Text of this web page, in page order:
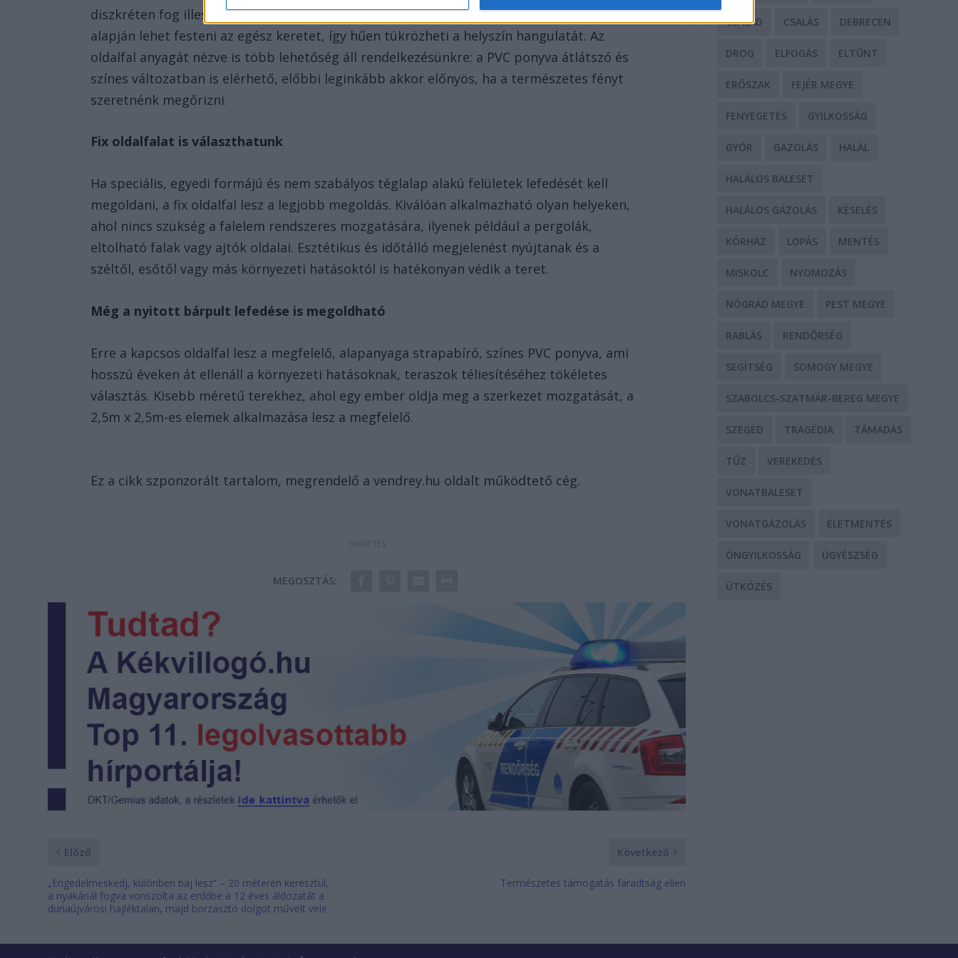
diszkréten fog illeszkedni a környezetbe, optikailag sem lesz zavaró elem. A RAL színskála
alapján lehet festeni az egész keretet, így hűen tükrözheti a helyszín hangulatát. Az
oldalfal anyagát nézve is több lehetőség áll rendelkezésünkre: a PVC ponyva átlátszó és
színes változatban is elérhető, előbbi leginkább akkor előnyös, ha a természetes fényt
szeretnénk megőrizni.
Fix oldalfalat is választhatunk
Ha speciális, egyedi formájú és nem szabályos téglalap alakú felületek lefedését kell
megoldani, a fix oldalfal lesz a legjobb megoldás. Kiválóan alkalmazható olyan helyeken,
ahol nincs szükség a falelem rendszeres mozgatására, ilyenek például a pergolák,
eltolható falak vagy ajtók oldalai. Esztétikus és időtálló megjelenést nyújtanak és a
széltől, esőtől vagy más környezeti hatásoktól is hatékonyan védik a teret.
Még a nyitott bárpult lefedése is megoldható
Erre a kapcsos oldalfal lesz a megfelelő, alapanyaga strapabíró, színes PVC ponyva, ami
hosszú éveken át ellenáll a környezeti hatásoknak, teraszok téliesítéséhez tökéletes
választás. Kisebb méretű terekhez, ahol egy ember oldja meg a szerkezet mozgatását, a
2,5m x 2,5m-es elemek alkalmazása lesz a megfelelő.
Ez a cikk szponzorált tartalom, megrendelő a vendrey.hu oldalt működtető cég.
MEGOSZTÁS:
Előző
„Engedelmeskedj, különben baj lesz” – 20 méteren keresztül,
a nyakánál fogva vonszolta az erdőbe a 12 éves áldozatát a
dunaújvárosi hajléktalan, majd borzasztó dolgot művelt vele
Következő
Természetes támogatás fáradtság ellen
CSALÁD CSALÁS DEBRECEN
DROG ELFOGÁS ELTŰNT
ERŐSZAK FEJÉR MEGYE
FENYEGETÉS GYILKOSSÁG
GYŐR GÁZOLÁS HALÁL
HALÁLOS BALESET
HALÁLOS GÁZOLÁS KÉSELÉS
KÓRHÁZ LOPÁS MENTÉS
MISKOLC NYOMOZÁS
NÓGRÁD MEGYE PEST MEGYE
RABLÁS RENDŐRSÉG
SEGÍTSÉG SOMOGY MEGYE
SZABOLCS-SZATMÁR-BEREG MEGYE
SZEGED TRAGÉDIA TÁMADÁS
TŰZ VEREKEDÉS
VONATBALESET
VONATGÁZOLÁS ÉLETMENTÉS
ÖNGYILKOSSÁG ÜGYÉSZSÉG
ÜTKÖZÉS